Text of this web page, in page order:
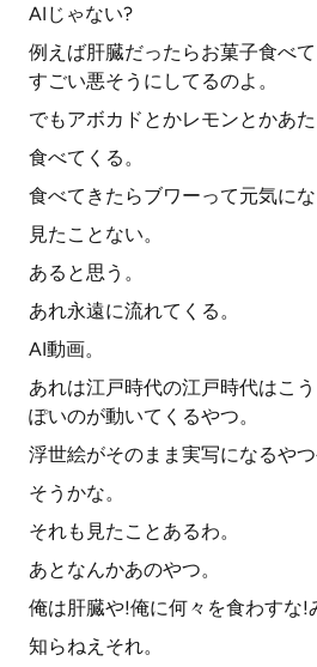
AIじゃない?
例えば肝臓だったらお菓子食べ
すごい悪そうにしてるのよ。
でもアボカドとかレモンとかあた
食べてくる。
食べてきたらブワーって元気にな
見たことない。
あると思う。
あれ永遠に流れてくる。
AI動画。
あれは江戸時代の江戸時代はこ
ぽいのが動いてくるやつ。
浮世絵がそのまま実写になるや
そうかな。
それも見たことあるわ。
あとなんかあのやつ。
俺は肝臓や!俺に何々を食わすな!
知らねえそれ。